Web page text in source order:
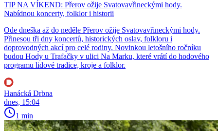
TIP NA VÍKEND: Přerov ožije Svatovavřineckými hody.
Nabídnou koncerty, folklor i historii
Ode dneška až do neděle Přerov ožije Svatovavřineckými hody.
Přinesou tři dny koncertů, historických oslav, folkloru i
doprovodných akcí pro celé rodiny. Novinkou letošního ročníku
budou Hody u Trafačky v ulici Na Marku, které vrátí do hodového
programu lidové tradice, kroje a folklor.
Hanácká Drbna
dnes, 15:04
1 min